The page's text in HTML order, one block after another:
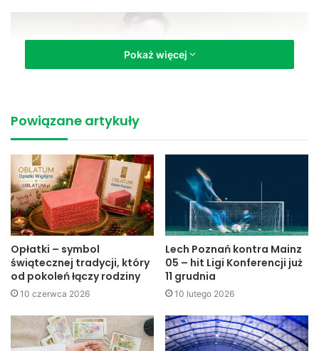
Jan Czubik, prezes TPSP przy zakupionym urządzeniu.
Pokaż więcej
Powiązane artykuły
Opłatki – symbol
świątecznej tradycji, który
od pokoleń łączy rodziny
10 czerwca 2026
Lech Poznań kontra Mainz
05 – hit Ligi Konferencji już
11 grudnia
10 lutego 2026